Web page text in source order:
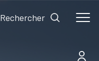
Rechercher